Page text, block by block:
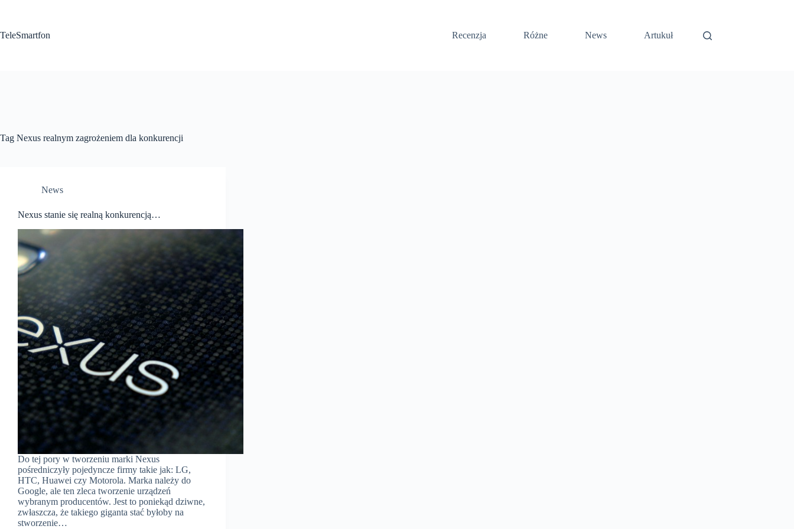
TeleSmartfon
Recenzja Różne News Artukuł
Tag Nexus realnym zagrożeniem dla konkurencji
News
Nexus stanie się realną konkurencją…
Do tej pory w tworzeniu marki Nexus
pośredniczyły pojedyncze firmy takie jak: LG,
HTC, Huawei czy Motorola. Marka należy do
Google, ale ten zleca tworzenie urządzeń
wybranym producentów. Jest to poniekąd dziwne,
zwłaszcza, że takiego giganta stać byłoby na
stworzenie…